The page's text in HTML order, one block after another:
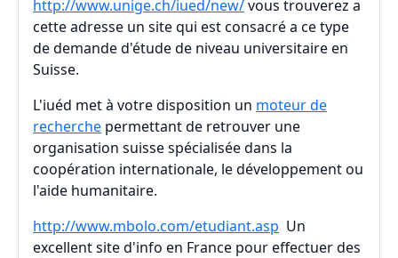
http://www.unige.ch/iued/new/vous trouverez a
cette adresse un site qui est consacré a ce type
de demande d'étude de niveau universitaire en
Suisse.
L'iuéd met à votre disposition un moteur de
recherche permettant de retrouver une
organisation suisse spécialisée dans la
coopération internationale, le développement ou
l'aide humanitaire.
http://www.mbolo.com/etudiant.asp Un
excellent site d'info en France pour effectuer des